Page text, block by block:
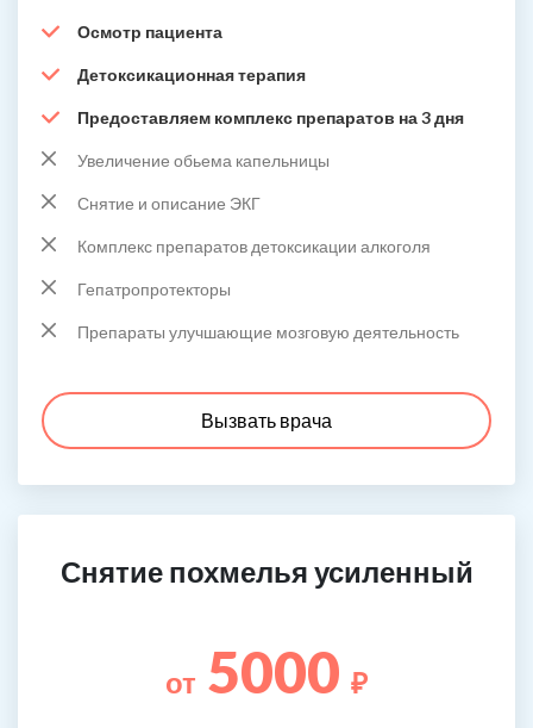
Осмотр пациента
Детоксикационная терапия
Предоставляем комплекс препаратов на 3 дня
Увеличение обьема капельницы
Снятие и описание ЭКГ
Комплекс препаратов детоксикации алкоголя
Гепатропротекторы
Препараты улучшающие мозговую деятельность
Вызвать врача
Снятие похмелья усиленный
от 5000 ₽